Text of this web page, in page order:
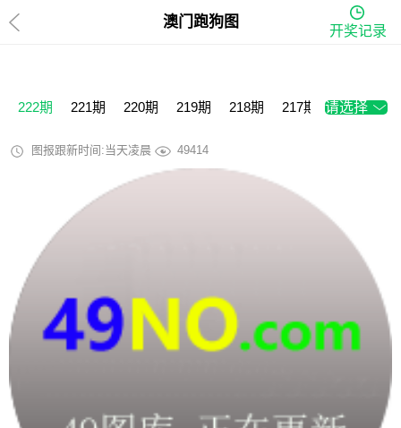
澳门跑狗图
开奖记录
222期 221期 220期 219期 218期 217期 216期
请选择
图报跟新时间:当天凌晨 49414